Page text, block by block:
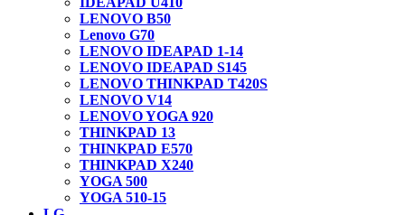
LENOVO B50
Lenovo G70
LENOVO IDEAPAD 1-14
LENOVO IDEAPAD S145
LENOVO THINKPAD T420S
LENOVO V14
LENOVO YOGA 920
THINKPAD 13
THINKPAD E570
THINKPAD X240
YOGA 500
YOGA 510-15